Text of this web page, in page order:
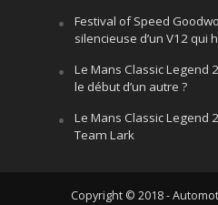
Festival of Speed
silencieuse d’un V12 qui
Le Mans Classic Legend
le début d’un autre ?
Le Mans Classic Legend
Team Lark
Copyright © 2018 -